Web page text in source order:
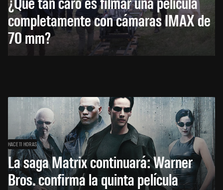
completamente con cámaras IMAX de
70 mm?
HACE 11 HORAS
La saga Matrix continuará: Warner
Bros. confirma la quinta película